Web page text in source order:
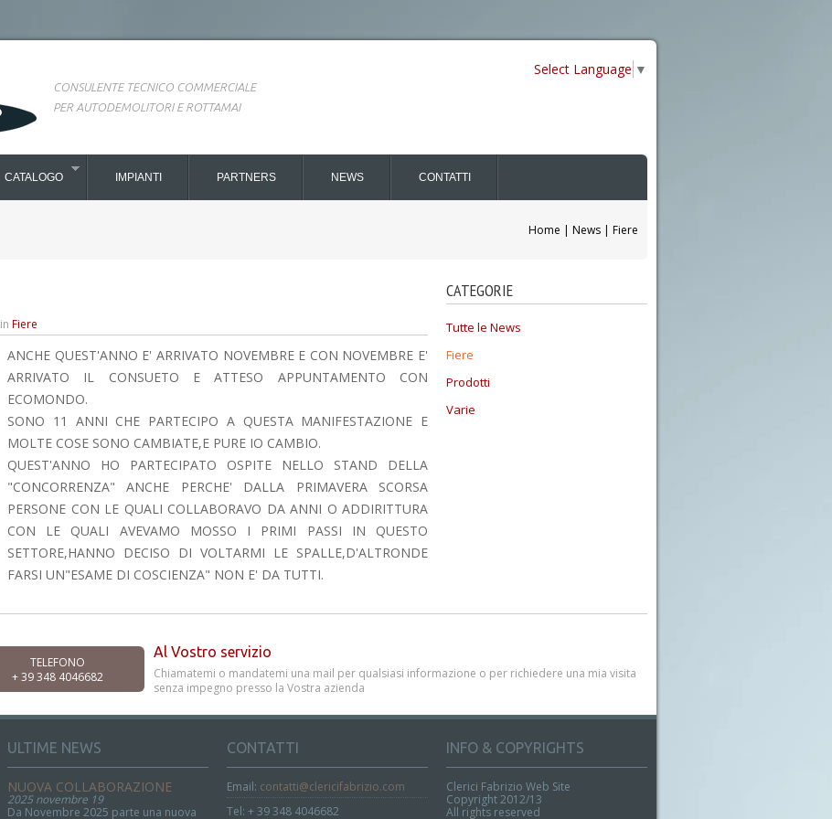
CONSULENTE TECNICO COMMERCIALE
PER AUTODEMOLITORI E ROTTAMAI
Select Language ▼
CATALOGO IMPIANTI PARTNERS NEWS CONTATTI
Home | News | Fiere
in Fiere
ANCHE QUEST'ANNO E' ARRIVATO NOVEMBRE E CON NOVEMBRE E'
ARRIVATO IL CONSUETO E ATTESO APPUNTAMENTO CON
ECOMONDO.
SONO 11 ANNI CHE PARTECIPO A QUESTA MANIFESTAZIONE E
MOLTE COSE SONO CAMBIATE,E PURE IO CAMBIO.
QUEST'ANNO HO PARTECIPATO OSPITE NELLO STAND DELLA
"CONCORRENZA" ANCHE PERCHE' DALLA PRIMAVERA SCORSA
PERSONE CON LE QUALI COLLABORAVO DA ANNI O ADDIRITTURA
CON LE QUALI AVEVAMO MOSSO I PRIMI PASSI IN QUESTO
SETTORE,HANNO DECISO DI VOLTARMI LE SPALLE,D'ALTRONDE
FARSI UN"ESAME DI COSCIENZA" NON E' DA TUTTI.
CATEGORIE
Tutte le News
Fiere
Prodotti
Varie
TELEFONO
+ 39 348 4046682
Al Vostro servizio
Chiamatemi o mandatemi una mail per qualsiasi informazione o per richiedere una mia visita
senza impegno presso la Vostra azienda
ULTIME NEWS
NUOVA COLLABORAZIONE
2025 novembre 19
Da Novembre 2025 parte una nuova
CONTATTI
Email: contatti@clericifabrizio.com
Tel: + 39 348 4046682
INFO & COPYRIGHTS
Clerici Fabrizio Web Site
Copyright 2012/13
All rights reserved